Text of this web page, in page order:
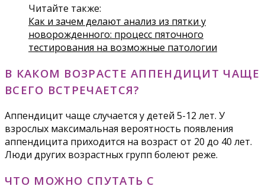
Читайте также:
Как и зачем делают анализ из пятки у
новорожденного: процесс пяточного
тестирования на возможные патологии
В КАКОМ ВОЗРАСТЕ АППЕНДИЦИТ ЧАЩЕ
ВСЕГО ВСТРЕЧАЕТСЯ?
Аппендицит чаще случается у детей 5-12 лет. У
взрослых максимальная вероятность появления
аппендицита приходится на возраст от 20 до 40 лет.
Люди других возрастных групп болеют реже.
ЧТО МОЖНО СПУТАТЬ С